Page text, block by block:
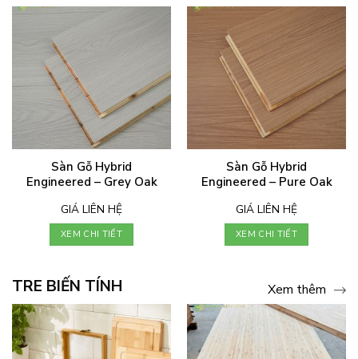
Sàn Gỗ Hybrid
Engineered – Grey Oak
GIÁ LIÊN HỆ
XEM CHI TIẾT
Sàn Gỗ Hybrid
Engineered – Pure Oak
GIÁ LIÊN HỆ
XEM CHI TIẾT
TRE BIẾN TÍNH Xem thêm